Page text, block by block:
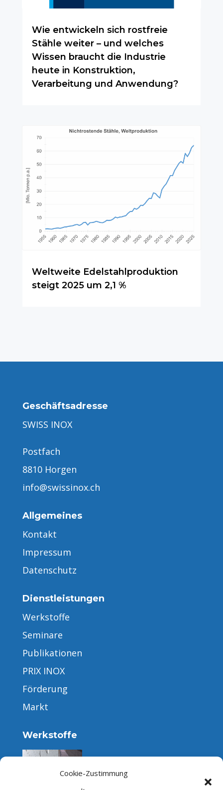
Cookie-Zustimmung
Wie entwickeln sich rostfreie
Stähle weiter – und welches
Wissen braucht die Industrie
heute in Konstruktion,
Verarbeitung und Anwendung?
Weltweite Edelstahlproduktion
steigt 2025 um 2,1 %
Geschäftsadresse
SWISS INOX
Postfach
8810 Horgen
info@swissinox.ch
Allgemeines
Kontakt
Impressum
Datenschutz
Dienstleistungen
Werkstoffe
Seminare
Publikationen
PRIX INOX
Förderung
Markt
Werkstoffe
Rostfreier Edelstahl